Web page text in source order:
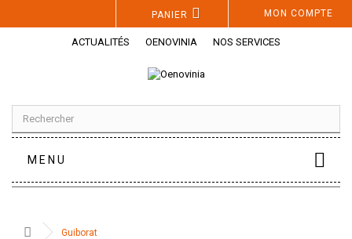
MON COMPTE
PANIER
ACTUALITÉS OENOVINIA NOS SERVICES
MENU
Guiborat